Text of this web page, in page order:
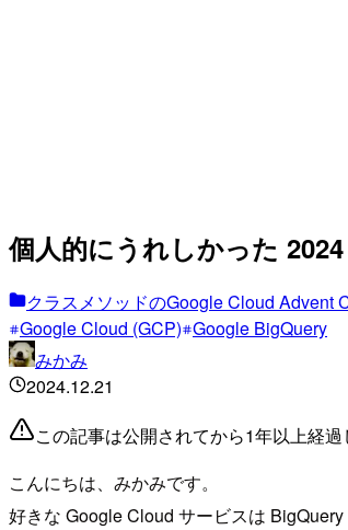
個人的にうれしかった
クラスメソッドのGoogle Cloud Advent
Google Cloud (GCP) Google BigQuery
みかみ
2024.12.21
この記事は公開されてから1年以上経
こんにちは、みかみです。
好きな Google Cloud サービスは BigQuery